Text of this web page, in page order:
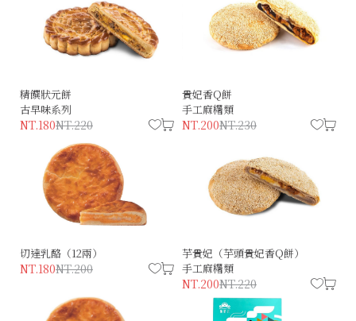
精饌狀元餅
古早味系列
NT.180NT.220
貴妃香Q餅
手工麻糬類
NT.200NT.230
切達乳酪（12兩）
NT.180NT.200
芋貴妃（芋頭貴妃香Q餅）
手工麻糬類
NT.200NT.220